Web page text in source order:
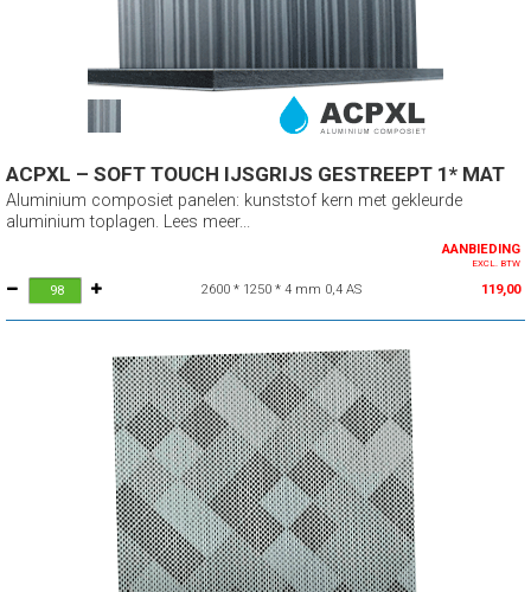
ACPXL – SOFT TOUCH IJSGRIJS GESTREEPT 1* MAT
Aluminium composiet panelen: kunststof kern met gekleurde
aluminium toplagen. Lees meer...
AANBIEDING
EXCL. BTW
2600 * 1250 * 4 mm 0,4 AS 119,00